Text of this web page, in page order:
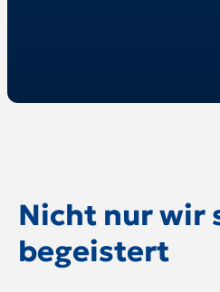
Nicht nur wir
begeistert